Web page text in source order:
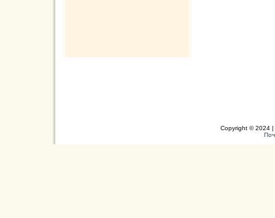
Copyright © 2024 |